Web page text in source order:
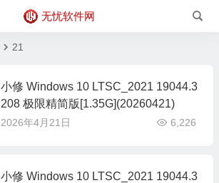
无忧软件网
21
小修 Windows 10 LTSC_2021 19044.3
208 极限精简版[1.35G](20260421)
2026年4月21日 6,226
小修 Windows 10 LTSC_2021 19044.3